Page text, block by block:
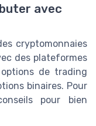
avec
cryptomonnaies
des plateformes
de trading
binaires. Pour
pour bien